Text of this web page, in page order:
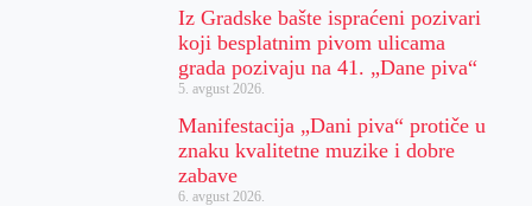
Iz Gradske bašte ispraćeni pozivari
koji besplatnim pivom ulicama
grada pozivaju na 41. „Dane piva“
5. avgust 2026.
Manifestacija „Dani piva“ protiče u
znaku kvalitetne muzike i dobre
zabave
6. avgust 2026.